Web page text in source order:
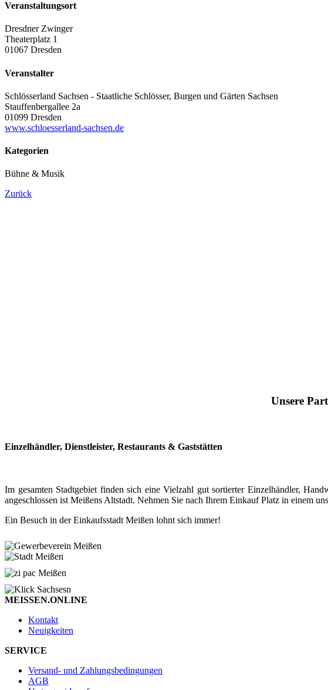
Veranstaltungsort
Dresdner Zwinger
Theaterplatz 1
01067 Dresden
Veranstalter
Schlösserland Sachsen - Staatliche Schlösser, Burgen und Gärten Sachsen
Stauffenbergallee 2a
01099 Dresden
www.schloesserland-sachsen.de
Kategorien
Bühne & Musik
Zurück
Unsere
Einzelhändler, Dienstleister, Restaurants & Gaststätten
Im gesamten Stadtgebiet finden sich eine Vielzahl gut sortierter Einzelhändler,
angeschlossen ist Meißens Altstadt. Nehmen Sie nach Ihrem Einkauf Platz in einem
Ein Besuch in der Einkaufsstadt Meißen lohnt sich immer!
MEISSEN.ONLINE
Kontakt
Neuigkeiten
SERVICE
Versand- und Zahlungsbedingungen
AGB